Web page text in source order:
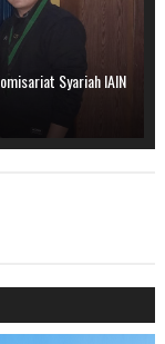
Syariah IAIN